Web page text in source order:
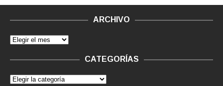
ARCHIVO
CATEGORÍAS